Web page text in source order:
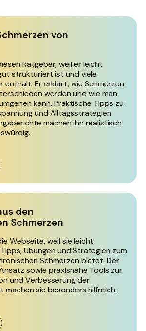
von
Ratgeber, weil er leicht
strukturiert ist und viele
enthält. Er erklärt, wie Schmerzen
werden und wie man
kann. Praktische Tipps zu
und Alltagsstrategien
machen ihn realistisch
den
Schmerzen
Webseite, weil sie leicht
Übungen und Strategien zum
Schmerzen bietet. Der
sowie praxisnahe Tools zur
und Verbesserung der
machen sie besonders hilfreich.